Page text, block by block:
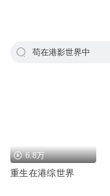
苟在港影世界中
6.8万
重生在港综世界